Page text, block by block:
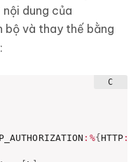
dung của
bộ và thay thế bằng
: %{ HTTP :